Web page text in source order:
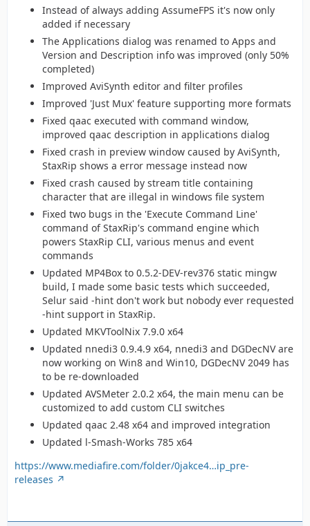
Instead of always adding AssumeFPS it's now only
added if necessary
The Applications dialog was renamed to Apps and
Version and Description info was improved (only 50%
completed)
Improved AviSynth editor and filter profiles
Improved 'Just Mux' feature supporting more formats
Fixed qaac executed with command window,
improved qaac description in applications dialog
Fixed crash in preview window caused by AviSynth,
StaxRip shows a error message instead now
Fixed crash caused by stream title containing
character that are illegal in windows file system
Fixed two bugs in the 'Execute Command Line'
command of StaxRip's command engine which
powers StaxRip CLI, various menus and event
commands
Updated MP4Box to 0.5.2-DEV-rev376 static mingw
build, I made some basic tests which succeeded,
Selur said -hint don't work but nobody ever requested
-hint support in StaxRip.
Updated MKVToolNix 7.9.0 x64
Updated nnedi3 0.9.4.9 x64, nnedi3 and DGDecNV are
now working on Win8 and Win10, DGDecNV 2049 has
to be re-downloaded
Updated AVSMeter 2.0.2 x64, the main menu can be
customized to add custom CLI switches
Updated qaac 2.48 x64 and improved integration
Updated l-Smash-Works 785 x64
https://www.mediafire.com/folder/0jakce4…ip_pre-
releases